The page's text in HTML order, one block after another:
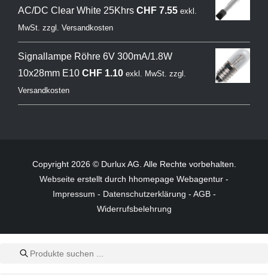
AC/DC Clear White 25Khrs CHF7.55 exkl.
MwSt. zzgl. Versandkosten
Signallampe Röhre 6V 300mA/1.8W
10x28mm E10 CHF1.10 exkl. MwSt. zzgl.
Versandkosten
Copyright 2026 © Durlux AG. Alle Rechte vorbehalten.
Webseite erstellt durch hhomepage Webagentur -
Impressum - Datenschutzerklärung - AGB-
Widerrufsbelehrung
Products
search